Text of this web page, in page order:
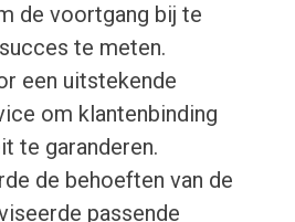
de voortgang bij te
te meten.
een uitstekende
om klantenbinding
te garanderen.
de behoeften van de
passende